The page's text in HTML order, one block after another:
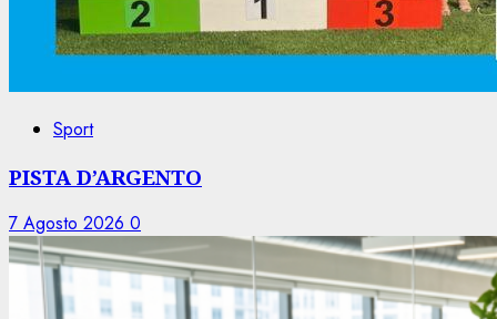
Sport
PISTA D’ARGENTO
7 Agosto 2026 0